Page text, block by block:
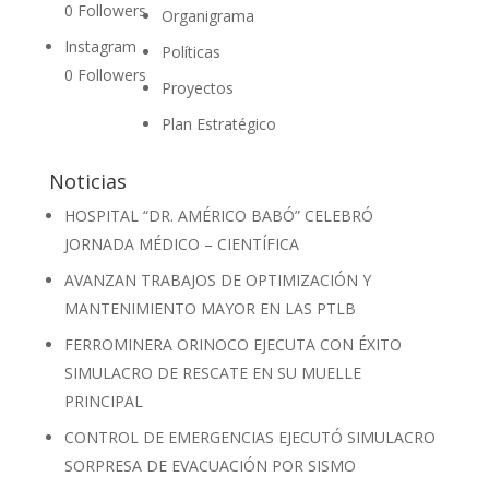
0 Followers
Instagram
0 Followers
Organigrama
Políticas
Proyectos
Plan Estratégico
Noticias
HOSPITAL “DR. AMÉRICO BABÓ” CELEBRÓ
JORNADA MÉDICO – CIENTÍFICA
AVANZAN TRABAJOS DE OPTIMIZACIÓN Y
MANTENIMIENTO MAYOR EN LAS PTLB
FERROMINERA ORINOCO EJECUTA CON ÉXITO
SIMULACRO DE RESCATE EN SU MUELLE
PRINCIPAL
CONTROL DE EMERGENCIAS EJECUTÓ SIMULACRO
SORPRESA DE EVACUACIÓN POR SISMO